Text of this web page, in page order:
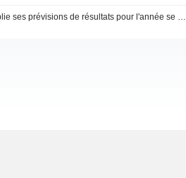
Shiseido Company, Limited publie ses prévisions de résultats pour l'année se terminant le 31 décembre 2022.